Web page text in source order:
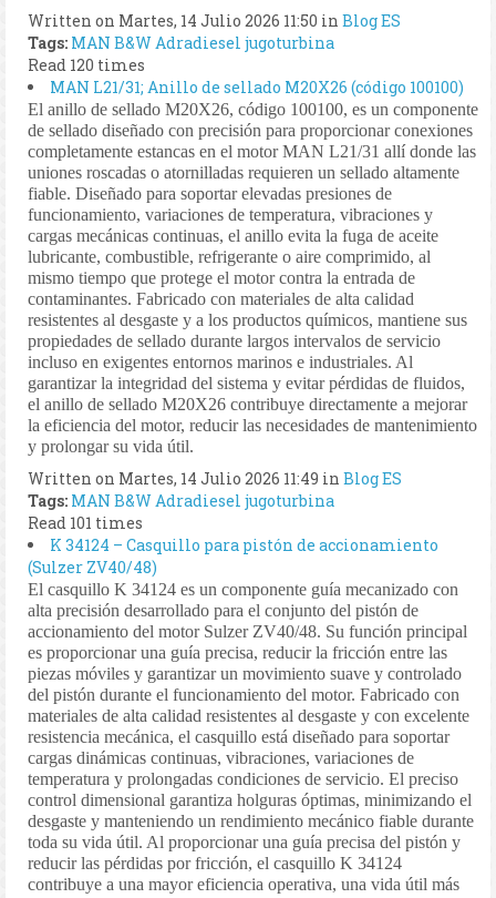
Written on Martes, 14 Julio 2026 11:50 in Blog ES
Tags: MAN B&WAdradiesel jugoturbina
Read 120 times
MAN L21/31; Anillo de sellado M20X26 (código 100100)
El anillo de sellado M20X26, código 100100, es un componente
de sellado diseñado con precisión para proporcionar conexiones
completamente estancas en el motor MAN L21/31 allí donde las
uniones roscadas o atornilladas requieren un sellado altamente
fiable. Diseñado para soportar elevadas presiones de
funcionamiento, variaciones de temperatura, vibraciones y
cargas mecánicas continuas, el anillo evita la fuga de aceite
lubricante, combustible, refrigerante o aire comprimido, al
mismo tiempo que protege el motor contra la entrada de
contaminantes. Fabricado con materiales de alta calidad
resistentes al desgaste y a los productos químicos, mantiene sus
propiedades de sellado durante largos intervalos de servicio
incluso en exigentes entornos marinos e industriales. Al
garantizar la integridad del sistema y evitar pérdidas de fluidos,
el anillo de sellado M20X26 contribuye directamente a mejorar
la eficiencia del motor, reducir las necesidades de mantenimiento
y prolongar su vida útil.
Written on Martes, 14 Julio 2026 11:49 in Blog ES
Tags: MAN B&WAdradiesel jugoturbina
Read 101 times
K 34124 – Casquillo para pistón de accionamiento
(Sulzer ZV40/48)
El casquillo K 34124 es un componente guía mecanizado con
alta precisión desarrollado para el conjunto del pistón de
accionamiento del motor Sulzer ZV40/48. Su función principal
es proporcionar una guía precisa, reducir la fricción entre las
piezas móviles y garantizar un movimiento suave y controlado
del pistón durante el funcionamiento del motor. Fabricado con
materiales de alta calidad resistentes al desgaste y con excelente
resistencia mecánica, el casquillo está diseñado para soportar
cargas dinámicas continuas, vibraciones, variaciones de
temperatura y prolongadas condiciones de servicio. El preciso
control dimensional garantiza holguras óptimas, minimizando el
desgaste y manteniendo un rendimiento mecánico fiable durante
toda su vida útil. Al proporcionar una guía precisa del pistón y
reducir las pérdidas por fricción, el casquillo K 34124
contribuye a una mayor eficiencia operativa, una vida útil más